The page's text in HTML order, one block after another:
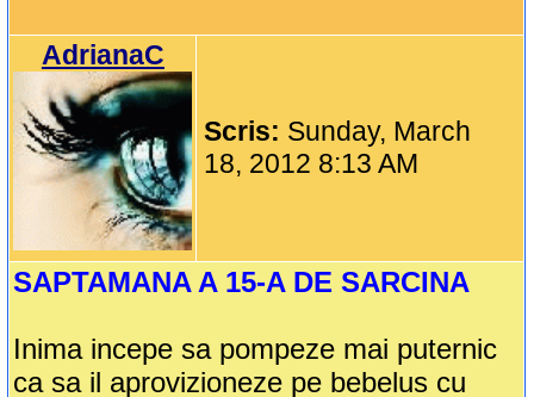
AdrianaC
Scris: Sunday, March
18, 2012 8:13 AM
SAPTAMANA A 15-A DE SARCINA
Inima incepe sa pompeze mai puternic
ca sa il aprovizioneze pe bebelus cu